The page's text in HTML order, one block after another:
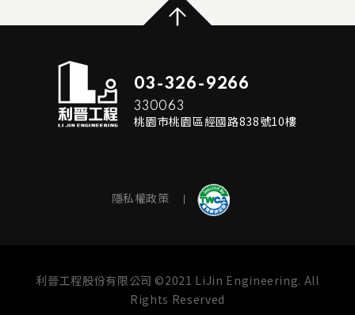
READ MORE
03-326-9266
330063
桃園市桃園區經國路838號10樓
隱私權政策
利晉工程股份有限公司 ©2021 LiJin Engineering. All
Rights Reserved